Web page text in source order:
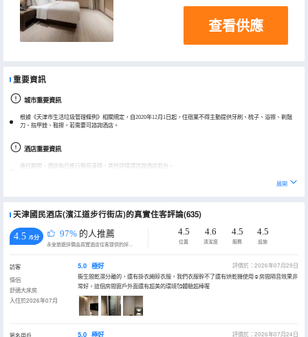
查看供應
重要資訊
城市重要資訊
根據《天津市生活垃圾管理條例》相關規定，自2020年12月1日起，住宿業不得主動提供牙刷、梳子、浴擦、剃鬚
刀、指甲銼、鞋擦，若需要可諮詢酒店。
酒店重要資訊
連住期間，酒店每日進行簡易清掃，其他詳情請諮詢酒店前台。
展開
天津國民酒店(濱江道步行街店)的真實住客評論(635)
4.5 /5分 97% 的人推薦
永安旅遊評價由真實酒店住客提供的評價。
4.5
位置
4.6
清潔度
4.5
服務
4.5
設施
訪客
情侶
舒適大床房
入住於2026年07月
5.0 極好
評價於：2026年07月29日
衞生間乾濕分離的，還有掛衣繩晾衣服，我們衣服幹不了還有烘乾機使用☺️房間隔音效果非
常好，這個房間窗戶外面還有超美的環境🥰體驗超棒喔
匿名用戶 5.0 極好 評價於：2026年07月24日